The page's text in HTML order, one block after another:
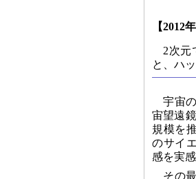
【2012
2次元
と、ハ
宇宙
宙望遠
規模を
のサイ
感を実
その